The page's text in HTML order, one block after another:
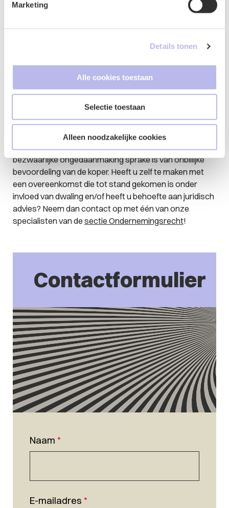
Marketing
Details tonen
Alle cookies toestaan
Selectie toestaan
Alleen noodzakelijke cookies
bezwaarlijke ongedaanmaking van een overeenkomst
een overeenkomst kan bezwaarlijk zijn indien
rechtsgevolgen wel mogelijk, maar niet wenselijk is. Dat
bezwaarlijk is, mag volgens de Hoge Raad dan ook niet
te snel aangenomen worden. Het enkele feit dat de
aandelenoverdracht al heeft plaatsgevonden volstaat
niet en vereist nadere motivering. Daarnaast kan niet
zomaar worden vastgesteld dat in het geval van
bezwaarlijke ongedaanmaking sprake is van onbillijke
bevoordeling van de koper. Heeft u zelf te maken met
een overeenkomst die tot stand gekomen is onder
invloed van dwaling en/of heeft u behoefte aan juridisch
advies? Neem dan contact op met één van onze
specialisten van de sectie Ondernemingsrecht!
Contactformulier
Naam *
E-mailadres *